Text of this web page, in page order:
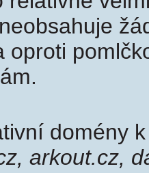
oproti
domény
arkout.cz,